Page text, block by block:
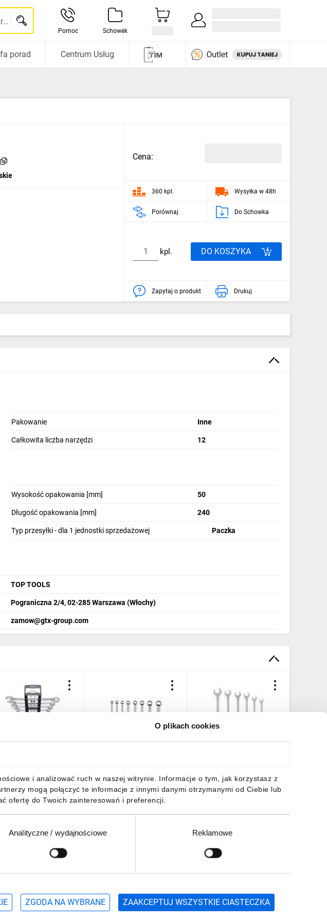
O plikach cookies
i analizować ruch w naszej witrynie. Informacje o tym, jak korzystasz z
mogą połączyć te informacje z innymi danymi otrzymanymi od Ciebie lub
ofertę do Twoich zainteresowań i preferencji.
Analityczne / wydajnościowe Reklamowe
ZGODA NA WYBRANE ZAAKCEPTUJ WSZYSTKIE CIASTECZKA
Szukaj po nazwie, indeksie, producencie, kodzie kreskowym...
Pomoc Schowek
porad Centrum Usług
Cena:
360 kpl. Wysyłka w 48h
Porównaj Do Schowka
kpl. DO KOSZYKA
Zapytaj o produkt Drukuj
Pakowanie Inne
Całkowita liczba narzędzi 12
Wysokość opakowania [mm] 50
Długość opakowania [mm] 240
Typ przesyłki - dla 1 jednostki sprzedażowej Paczka
TOP TOOLS
Pograniczna 2/4, 02-285 Warszawa (Włochy)
zamow@gtx-group.com
złbrutto
DO KOSZYKA
91,61 zł brutto 15,41 złbrutto
ZAPISZ SIĘ